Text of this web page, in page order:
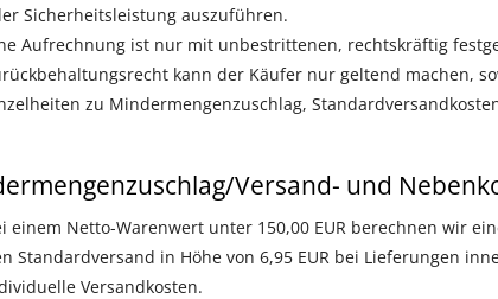
Sicherheitsleistung auszuführen.
Aufrechnung ist nur mit unbestrittenen, rechtskräftig
kann der Käufer nur geltend machen,
zu Mindermengenzuschlag,
Versand- und
einem Netto-Warenwert unter 150,00 EUR berechnen wir
Standardversand in Höhe von 6,95 EUR bei Lieferungen
Versandkosten.